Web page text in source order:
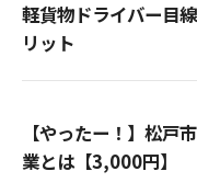
軽貨物ドライバー目
リット
【やったー！】松戸
業とは【3,000円】